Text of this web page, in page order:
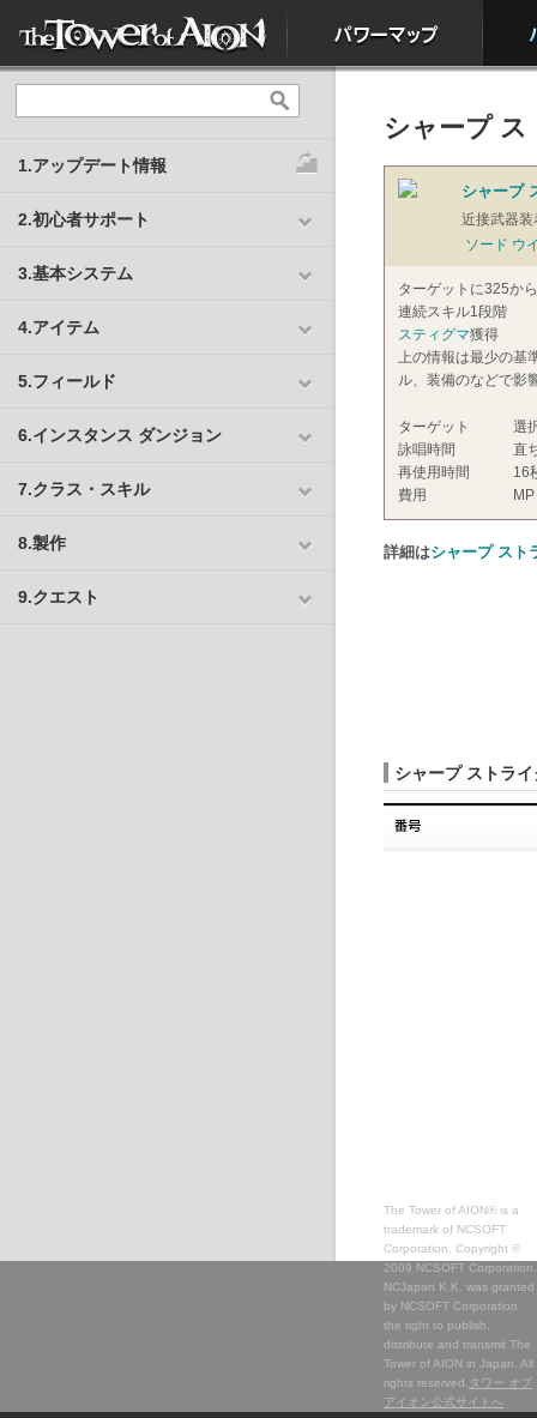
1.アップデート情報
2.初心者サポート
3.基本システム
4.アイテム
5.フィールド
6.インスタンス ダンジョン
7.クラス・スキル
8.製作
9.クエスト
シャープ ス
シャープ
近接武器
ソード ウ
ターゲットに325か
連続スキル1段階
スティグマ獲得
上の情報は最少の基
ル、装備のなどで影
ターゲット
選
詠唱時間
直
再使用時間
16
費用
詳細はシャープ スト
シャープ ストラ
The Tower of AION® is a
trademark of NCSOFT
Corporation. Copyright ©
2009 NCSOFT Corporation.
NCJapan K.K. was granted
by NCSOFT Corporation
the right to publish,
distribute and transmit The
Tower of AION in Japan. All
rights reserved. タワー オブ
アイオン公式サイトへ